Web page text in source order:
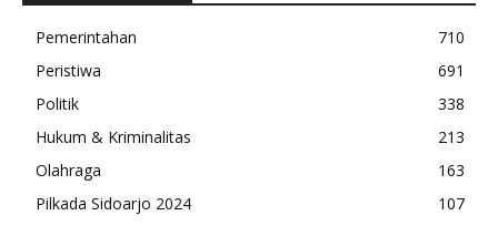
Pemerintahan
710
Peristiwa
691
Politik
338
Hukum & Kriminalitas
213
Olahraga
163
Pilkada Sidoarjo 2024
107